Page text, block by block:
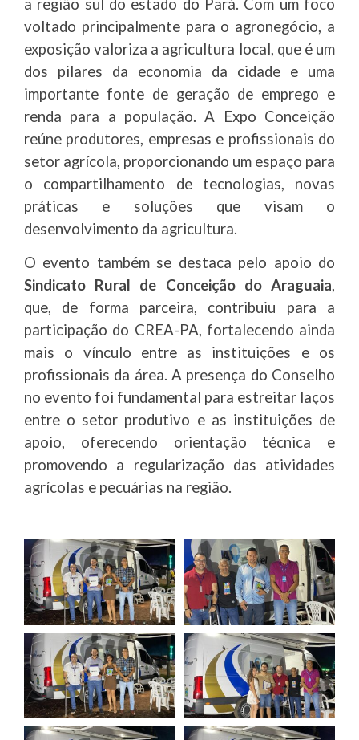
a região sul do estado do Pará. Com um foco
voltado principalmente para o agronegócio, a
exposição valoriza a agricultura local, que é um
dos pilares da economia da cidade e uma
importante fonte de geração de emprego e
renda para a população. A Expo Conceição
reúne produtores, empresas e profissionais do
setor agrícola, proporcionando um espaço para
o compartilhamento de tecnologias, novas
práticas e soluções que visam o
desenvolvimento da agricultura.
O evento também se destaca pelo apoio do
Sindicato Rural de Conceição do Araguaia,
que, de forma parceira, contribuiu para a
participação do CREA-PA, fortalecendo ainda
mais o vínculo entre as instituições e os
profissionais da área. A presença do Conselho
no evento foi fundamental para estreitar laços
entre o setor produtivo e as instituições de
apoio, oferecendo orientação técnica e
promovendo a regularização das atividades
agrícolas e pecuárias na região.